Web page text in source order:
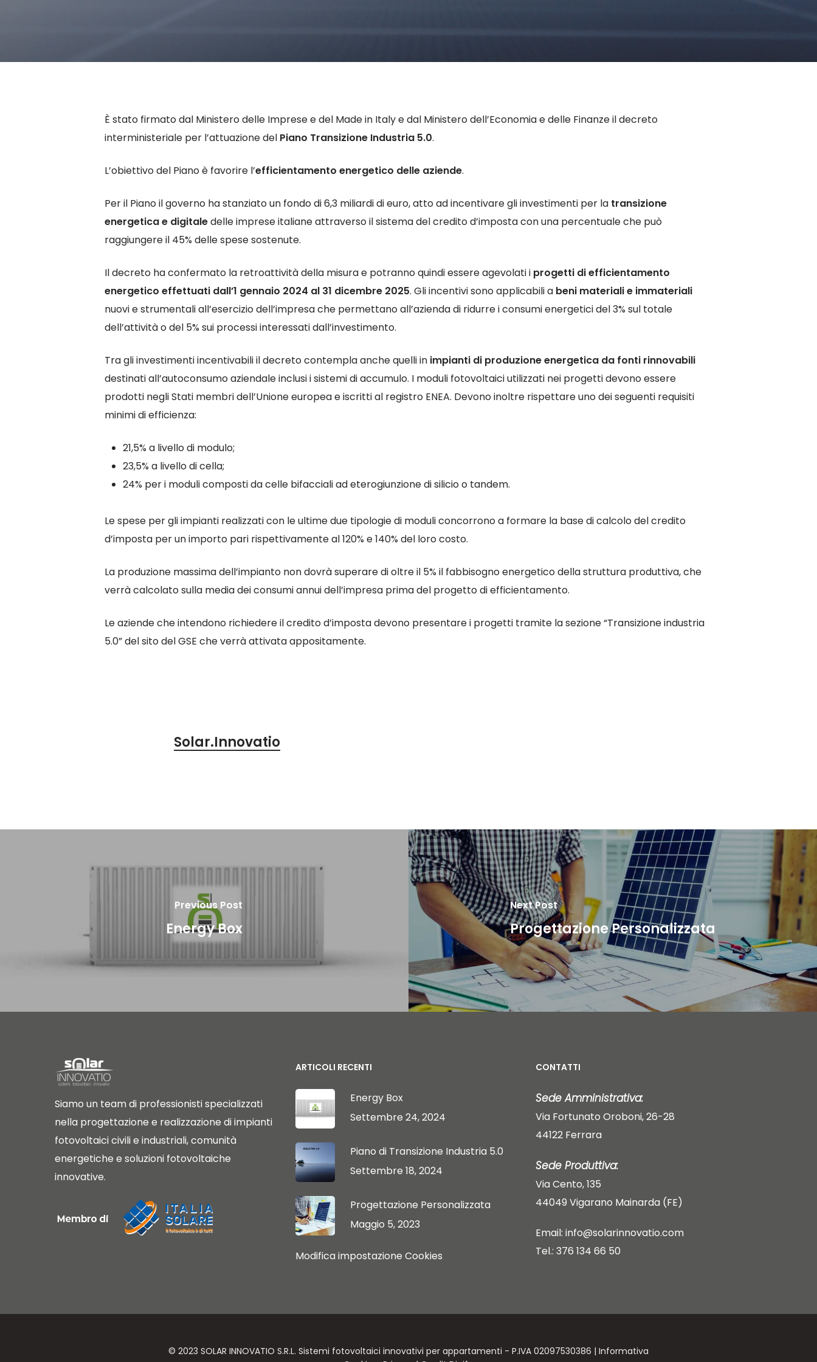
Hit enter to search or ESC to close
È stato firmato dal Ministero delle Imprese e del Made in Italy e dal Ministero dell’Economia e delle Finanze il decreto
interministeriale per l’attuazione del Piano Transizione Industria 5.0.
L’obiettivo del Piano è favorire l’efficientamento energetico delle aziende.
Per il Piano il governo ha stanziato un fondo di 6,3 miliardi di euro, atto ad incentivare gli investimenti per la transizione
energetica e digitaledelle imprese italiane attraverso il sistema del credito d’imposta con una percentuale che può
raggiungere il 45% delle spese sostenute.
Il decreto ha confermato la retroattività della misura e potranno quindi essere agevolati i progetti di efficientamento
energetico effettuati dall’1 gennaio 2024 al 31 dicembre 2025. Gli incentivi sono applicabili a beni materiali e immateriali
nuovi e strumentali all’esercizio dell’impresa che permettano all’azienda di ridurre i consumi energetici del 3% sul totale
dell’attività o del 5% sui processi interessati dall’investimento.
Tra gli investimenti incentivabili il decreto contempla anche quelli in impianti di produzione energetica da fonti rinnovabili
destinati all’autoconsumo aziendale inclusi i sistemi di accumulo. I moduli fotovoltaici utilizzati nei progetti devono essere
prodotti negli Stati membri dell’Unione europea e iscritti al registro ENEA. Devono inoltre rispettare uno dei seguenti requisiti
minimi di efficienza:
21,5% a livello di modulo;
23,5% a livello di cella;
24% per i moduli composti da celle bifacciali ad eterogiunzione di silicio o tandem.
Le spese per gli impianti realizzati con le ultime due tipologie di moduli concorrono a formare la base di calcolo del credito
d’imposta per un importo pari rispettivamente al 120% e 140% del loro costo.
La produzione massima dell’impianto non dovrà superare di oltre il 5% il fabbisogno energetico della struttura produttiva, che
verrà calcolato sulla media dei consumi annui dell’impresa prima del progetto di efficientamento.
Le aziende che intendono richiedere il credito d’imposta devono presentare i progetti tramite la sezione “Transizione industria
5.0” del sito del GSE che verrà attivata appositamente.
Solar.Innovatio
Previous Post
Energy Box
Next Post
Progettazione Personalizzata
Siamo un team di professionisti specializzati
nella progettazione e realizzazione di impianti
fotovoltaici civili e industriali, comunità
energetiche e soluzioni fotovoltaiche
innovative.
ARTICOLI RECENTI
Energy Box
Settembre 24, 2024
Piano di Transizione Industria 5.0
Settembre 18, 2024
Progettazione Personalizzata
Maggio 5, 2023
Modifica impostazione Cookies
CONTATTI
Sede Amministrativa:
Via Fortunato Oroboni, 26-28
44122 Ferrara
Sede Produttiva:
Via Cento, 135
44049 Vigarano Mainarda (FE)
Email: info@solarinnovatio.com
Tel.: 376 134 66 50
© 2023 SOLAR INNOVATIO S.R.L. Sistemi fotovoltaici innovativi per appartamenti - P.IVA 02097530386 | Informativa